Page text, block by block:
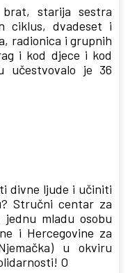
starija sestra
ciklus, dvadeset i
radionica i grupnih
i kod djece i kod
učestvovalo je 36
divne ljude i učiniti
Stručni centar za
mladu osobu
i Hercegovine za
u okviru
O